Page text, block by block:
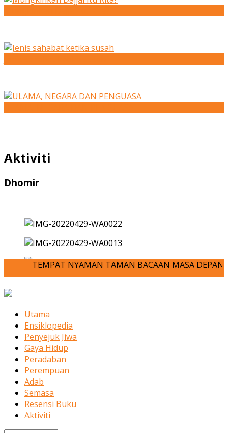
Aktiviti
Dhomir
TEMPAT NYAMAN TAMAN BACAAN MASA
Utama
Ensiklopedia
Penyejuk Jiwa
Gaya Hidup
Peradaban
Perempuan
Adab
Semasa
Resensi Buku
Aktiviti